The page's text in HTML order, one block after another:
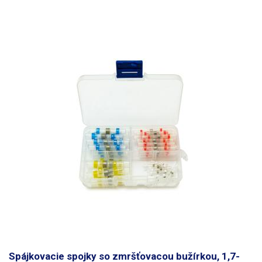
Spájkovacie spojky so zmršťovacou bužírkou, 1,7-